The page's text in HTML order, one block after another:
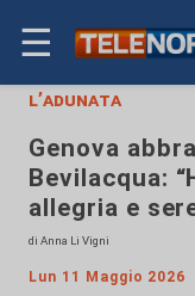
☰
l’adunata
Genova
Bevilacqua:
allegria e
di Anna Li Vigni
Lun 11 Maggio 2026